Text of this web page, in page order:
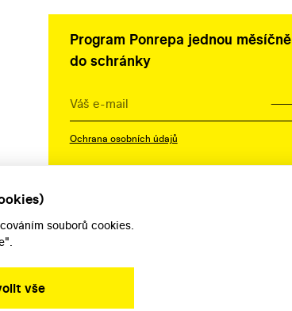
Program Ponrepa jednou měsíčně
do schránky
Ochrana osobních údajů
souborů cookies.
vše